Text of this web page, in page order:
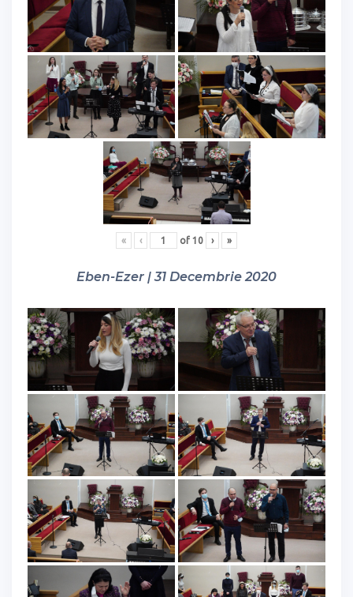
« ‹ of 10 › »
Eben-Ezer | 31 Decembrie 2020